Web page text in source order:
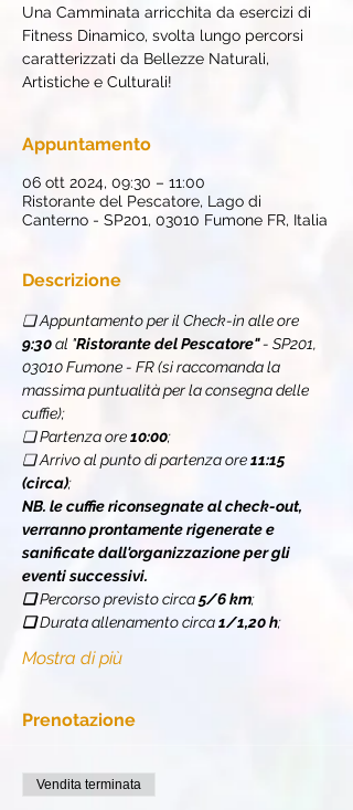
Una Camminata arricchita da esercizi di
Fitness Dinamico, svolta lungo percorsi
caratterizzati da Bellezze Naturali,
Artistiche e Culturali!
Appuntamento
06 ott 2024, 09:30 – 11:00
Ristorante del Pescatore, Lago di
Canterno - SP201, 03010 Fumone FR, Italia
Descrizione
❏ Appuntamento per il Check-in alle ore
9:30 al "Ristorante del Pescatore" - SP201,
03010 Fumone - FR (si raccomanda la
massima puntualità per la consegna delle
cuffie);
❏ Partenza ore 10:00;
❏ Arrivo al punto di partenza ore 11:15
(circa);
NB. le cuffie riconsegnate al check-out,
verranno prontamente rigenerate e
sanificate dall'organizzazione per gli
eventi successivi.
❏ Percorso previsto circa 5/6 km;
❏ Durata allenamento circa 1/1,20 h;
Mostra di più
Prenotazione
Vendita terminata